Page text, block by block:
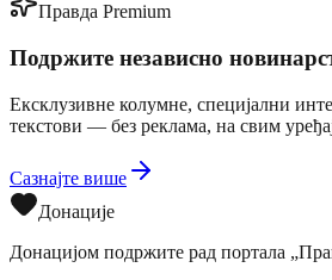
Правда Premium
Подржите независно
Ексклузивне колумне, специјални
текстови — без реклама, на свим
Сазнајте више
Донације
Донацијом подржите рад портала